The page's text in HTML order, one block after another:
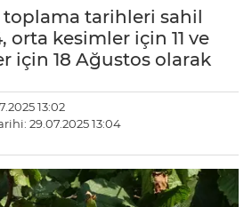
toplama tarihleri sahil
orta kesimler için 11 ve
için 18 Ağustos olarak
13:02
29.07.2025 13:04